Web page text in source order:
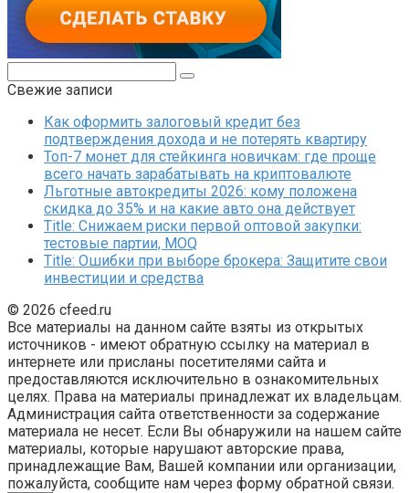
Свежие записи
Как оформить залоговый кредит без
подтверждения дохода и не потерять квартиру
Топ-7 монет для стейкинга новичкам: где проще
всего начать зарабатывать на криптовалюте
Льготные автокредиты 2026: кому положена
скидка до 35% и на какие авто она действует
Title: Снижаем риски первой оптовой закупки:
тестовые партии, MOQ
Title: Ошибки при выборе брокера: Защитите свои
инвестиции и средства
© 2026 cfeed.ru
Все материалы на данном сайте взяты из открытых
источников - имеют обратную ссылку на материал в
интернете или присланы посетителями сайта и
предоставляются исключительно в ознакомительных
целях. Права на материалы принадлежат их владельцам.
Администрация сайта ответственности за содержание
материала не несет. Если Вы обнаружили на нашем сайте
материалы, которые нарушают авторские права,
принадлежащие Вам, Вашей компании или организации,
пожалуйста, сообщите нам через форму обратной связи.